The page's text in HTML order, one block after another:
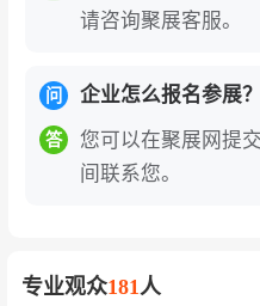
请咨询聚展客服。
问 企业怎么报名参展？
答
您可以在聚展网提
间联系您。
专业观众181人